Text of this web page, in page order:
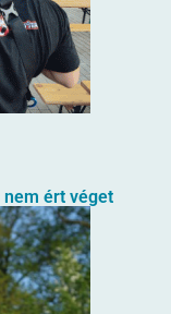
ért véget